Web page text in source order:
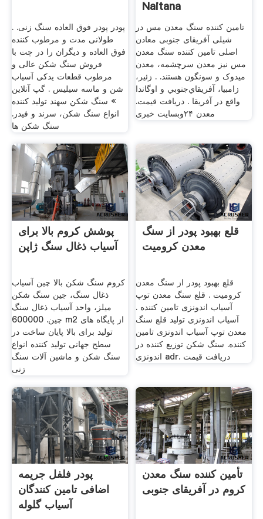
پودر پودر فوق العاده سنگ زنی. .
طولانی مدت و مرطوب کننده
فوق العاده و دیگران را در چت با
فروش سنگ شکن عالی و
مرطوب قطعات یدکی آسیاب
شن و ماسه سیلیس . گپ آنلاین
» سنگ شکن سهند تولید کننده
انواع سنگ شکن، سرند و فیدر.
سنگ شکن ها
Naitana
تامین کننده سنگ معدن مس در
شیلی آفریقای جنوبی معادن
اصلی تامین کننده سنگ معدن
مس نیز معدن سرچشمه، معدن
میدوک و سونگون هستند. . زئير،
زامبيا، آفريقاي‌جنوبي و اوگاندا
واقع در آفريقا . دریافت قیمت.
معدن ۲۴وبسایت خبری
پوشش کروم بالا برای
آسیاب ذغال سنگ ژاپن
کروم سنگ شکن بالا چین آسیاب
ذغال سنگ، جین سنگ شکن
میلز، واحد آسیاب ذغال سنگ
چین. 600000 m2 از پایگاه های
تولید برای بالا پایان ساخت در
سطح جهانی تولید کننده انواع
سنگ شکن و ماشین آلات سنگ
زنی
قلع بهبود پودر از سنگ
معدن کرومیت
قلع بهبود پودر از سنگ معدن
کرومیت . قلع سنگ معدن توپ
آسیاب اندونزی تامین کننده .
آسیاب اندونزی تولید قلع سنگ
معدن توپ آسیاب اندونزی تامین
کننده. سنگ شکن توزیع کننده در
اندونزی adr. دریافت قیمت
پودر فلفل جریمه
اضافی تامین کنندگان
آسیاب گلوله
تأمین کننده سنگ معدن
کروم در آفریقای جنوبی